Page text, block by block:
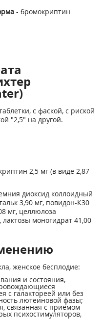
- бромокриптин
с фаской, с риской
"2,5" на другой.
2,5 мг (в виде 2,87
диоксид коллоидный
3,90 мг, повидон-К30
мг, целлюлоза
моногидрат 41,00
женское бесплодие:
и состояния,
с галактореей или без
лютеиновой фазы;
связанная с приёмом
психостимуляторов,